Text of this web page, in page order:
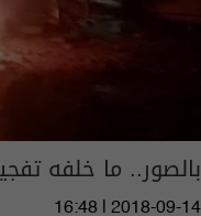
بالصور.. ما خلفه
16:48 | 2018-09-14